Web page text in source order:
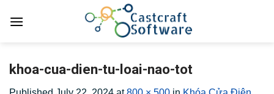
khoa-cua-dien-tu-loai-nao-tot